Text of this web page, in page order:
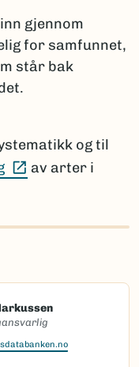
gjennom
for samfunnet,
står bak
og til
(Ekstern lenke)
av arter i